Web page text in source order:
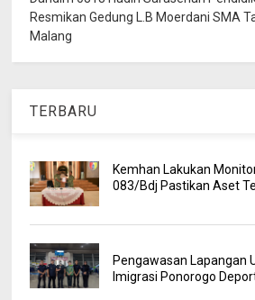
Resmikan Gedung L.B Moerdani SMA
Malang
TERBARU
Kemhan Lakukan
083/Bdj Pastikan Aset
Pengawasan Lapangan
Imigrasi Ponorogo